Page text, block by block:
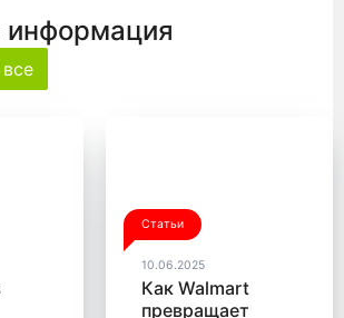
информация
Статьи
10.06.2025
Как Walmart
превращает